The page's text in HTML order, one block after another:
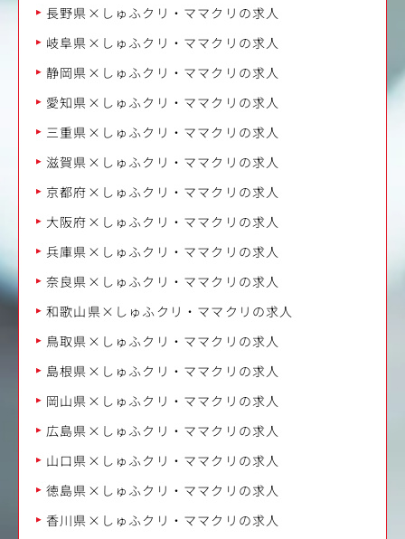
長野県×しゅふクリ・ママクリの求人
岐阜県×しゅふクリ・ママクリの求人
静岡県×しゅふクリ・ママクリの求人
愛知県×しゅふクリ・ママクリの求人
三重県×しゅふクリ・ママクリの求人
滋賀県×しゅふクリ・ママクリの求人
京都府×しゅふクリ・ママクリの求人
大阪府×しゅふクリ・ママクリの求人
兵庫県×しゅふクリ・ママクリの求人
奈良県×しゅふクリ・ママクリの求人
和歌山県×しゅふクリ・ママクリの求人
鳥取県×しゅふクリ・ママクリの求人
島根県×しゅふクリ・ママクリの求人
岡山県×しゅふクリ・ママクリの求人
広島県×しゅふクリ・ママクリの求人
山口県×しゅふクリ・ママクリの求人
徳島県×しゅふクリ・ママクリの求人
香川県×しゅふクリ・ママクリの求人